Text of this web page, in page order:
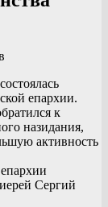
епархии.
к
назидания,
активность
Сергий